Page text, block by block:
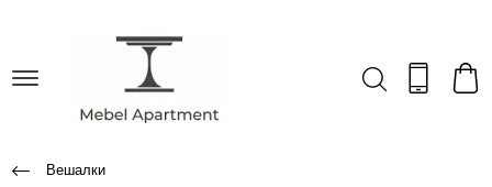
Вешалки